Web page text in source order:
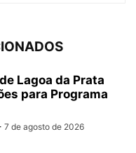
Lagoa da Prata
para Programa
7 de agosto de 2026